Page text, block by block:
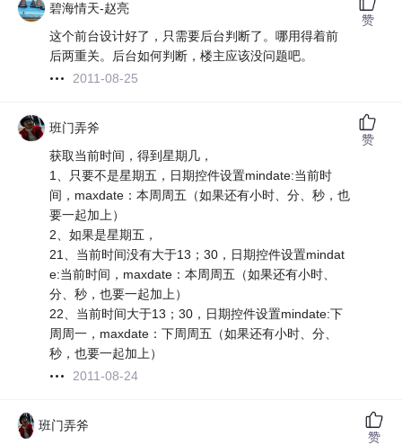
碧海情天-赵亮
这个前台设计好了，只需要后台判断了。哪用得着前
后两重关。后台如何判断，楼主应该没问题吧。
2011-08-25
赞
班门弄斧
获取当前时间，得到星期几，
1、只要不是星期五，日期控件设置mindate:当前时
间，maxdate：本周周五（如果还有小时、分、秒，也
要一起加上）
2、如果是星期五，
21、当前时间没有大于13；30，日期控件设置mindat
e:当前时间，maxdate：本周周五（如果还有小时、
分、秒，也要一起加上）
22、当前时间大于13；30，日期控件设置mindate:下
周周一，maxdate：下周周五（如果还有小时、分、
秒，也要一起加上）
2011-08-24
赞
班门弄斧
赞